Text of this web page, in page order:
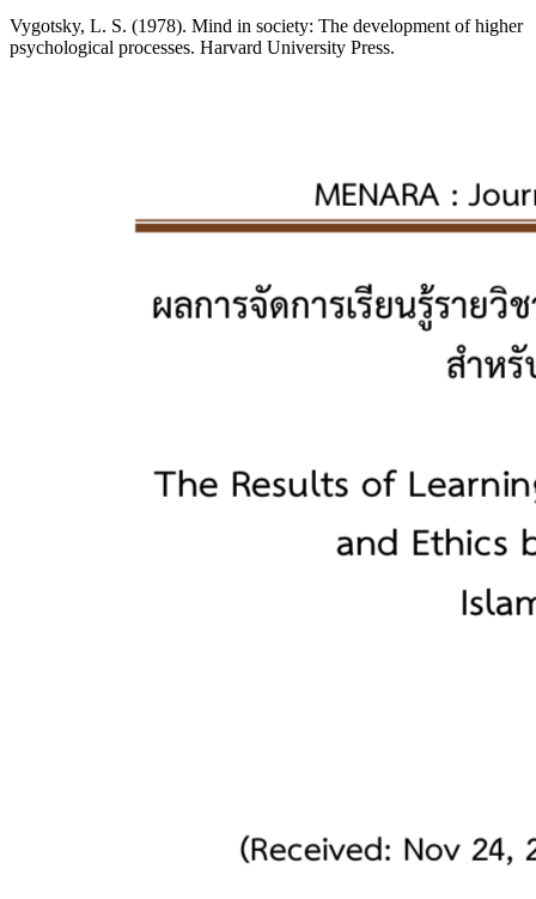
Vygotsky, L. S. (1978). Mind in society: The development of higher
psychological processes. Harvard University Press.